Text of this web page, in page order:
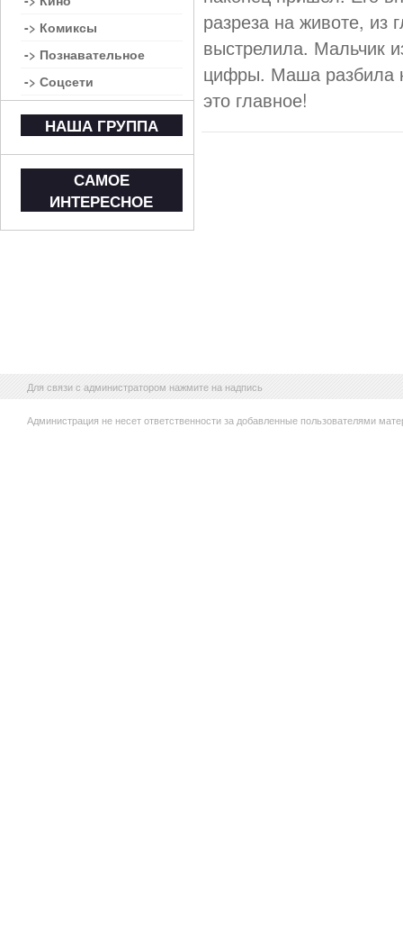
разреза на животе, из
выстрелила. Мальчик
цифры. Маша разбила
это главное!
-> Комиксы
-> Познавательное
-> Соцсети
НАША ГРУППА
САМОЕ
ИНТЕРЕСНОЕ
Для связи с администратором нажмите на надпись
Администрация не несет ответственности за добавленные пользователями